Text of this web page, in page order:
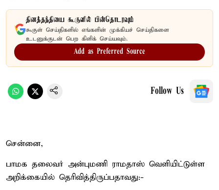
தினத்தந்தியை கூகுளில் பின்தொடரவும்
கூகுள் செய்திகளில் எங்களின் முக்கியச் செய்திகளை
உடனுக்குடன் பெற கிளிக் செய்யவும்.
Add as Preferred Source
Follow Us
சென்னை,
பாமக தலைவர் அன்புமணி ராமதாஸ் வெளியிட்டுள்ள
அறிக்கையில் தெரிவித்திருப்பதாவது:-